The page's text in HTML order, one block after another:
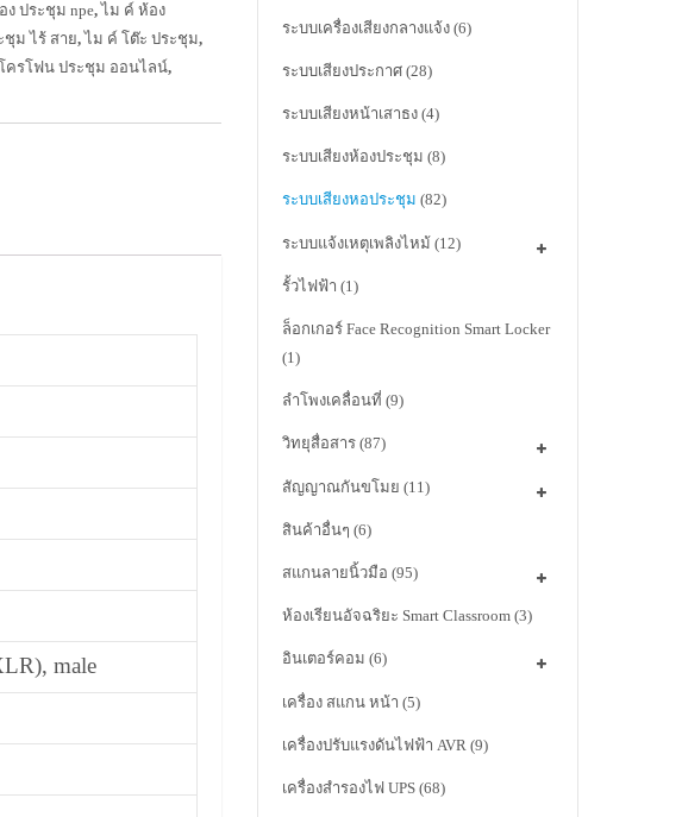
ง ประชุม npe,ไม ค์ ห้อง
ชุม ไร้ สาย,ไม ค์ โต๊ะ ประชุม,
ครโฟน ประชุม ออนไลน์,
male
ระบบเครื่องเสียงกลางแจ้ง (6)
ระบบเสียงประกาศ (28)
ระบบเสียงหน้าเสาธง (4)
ระบบเสียงห้องประชุม (8)
ระบบเสียงหอประชุม (82)
ระบบแจ้งเหตุเพลิงไหม้ (12)
รั้วไฟฟ้า (1)
ล็อกเกอร์ Face Recognition Smart Locker
(1)
ลำโพงเคลื่อนที่ (9)
วิทยุสื่อสาร (87)
สัญญาณกันขโมย (11)
สินค้าอื่นๆ (6)
สแกนลายนิ้วมือ (95)
ห้องเรียนอัจฉริยะ Smart Classroom (3)
อินเตอร์คอม (6)
เครื่อง สแกน หน้า (5)
เครื่องปรับแรงดันไฟฟ้า AVR (9)
เครื่องสำรองไฟ UPS (68)